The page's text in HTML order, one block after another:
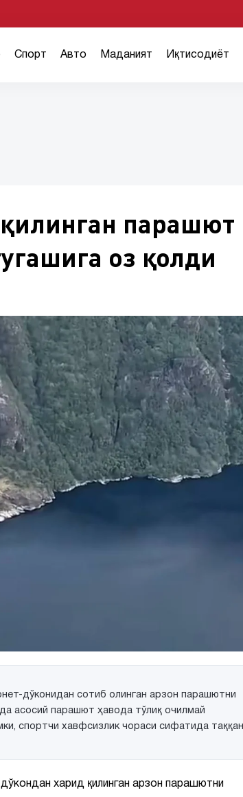
Спорт Авто Маданият Иқтисодиёт
парашют
оз қолди
дўконидан сотиб олинган арзон парашютни
асосий парашют ҳавода тўлиқ очилмай
спортчи хавфсизлик чораси сифатида таққан
харид қилинган арзон парашютни